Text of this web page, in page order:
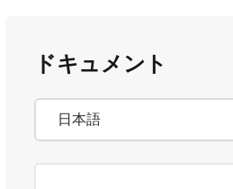
ドキュメント